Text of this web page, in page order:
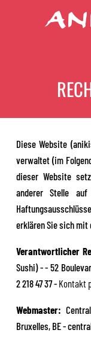
Diese Website
verwaltet (im
dieser Website
anderer Stelle
erklären Sie sich mit
Verantwortlicher
Sushi) - - 52
2 218 47 37 - Kontakt
Webmaster:
Bruxelles, BE -